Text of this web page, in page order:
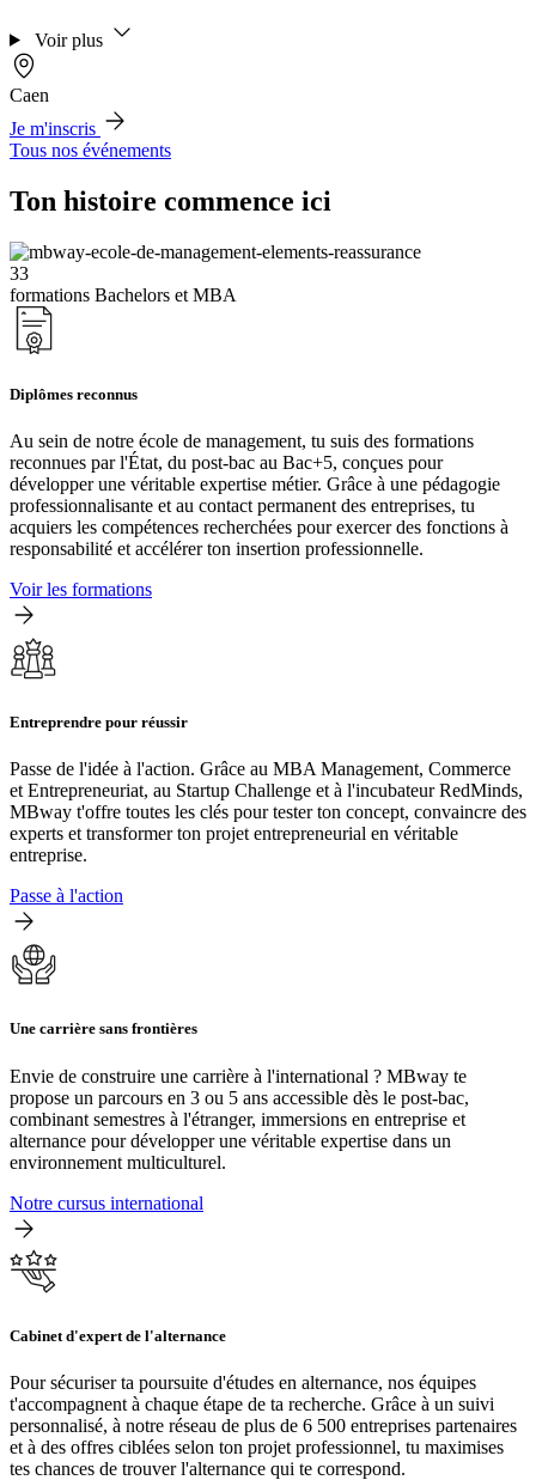
Voir plus
Caen
Je m'inscris
Tous nos événements
Ton histoire commence ici
33
formations Bachelors et MBA
Diplômes reconnus
Au sein de notre école de management, tu suis des formations
reconnues par l'État, du post-bac au Bac+5, conçues pour
développer une véritable expertise métier. Grâce à une pédagogie
professionnalisante et au contact permanent des entreprises, tu
acquiers les compétences recherchées pour exercer des fonctions à
responsabilité et accélérer ton insertion professionnelle.
Voir les formations
Entreprendre pour réussir
Passe de l'idée à l'action. Grâce au MBA Management, Commerce
et Entrepreneuriat, au Startup Challenge et à l'incubateur RedMinds,
MBway t'offre toutes les clés pour tester ton concept, convaincre des
experts et transformer ton projet entrepreneurial en véritable
entreprise.
Passe à l'action
Une carrière sans frontières
Envie de construire une carrière à l'international ? MBway te
propose un parcours en 3 ou 5 ans accessible dès le post-bac,
combinant semestres à l'étranger, immersions en entreprise et
alternance pour développer une véritable expertise dans un
environnement multiculturel.
Notre cursus international
Cabinet d'expert de l'alternance
Pour sécuriser ta poursuite d'études en alternance, nos équipes
t'accompagnent à chaque étape de ta recherche. Grâce à un suivi
personnalisé, à notre réseau de plus de 6 500 entreprises partenaires
et à des offres ciblées selon ton projet professionnel, tu maximises
tes chances de trouver l'alternance qui te correspond.